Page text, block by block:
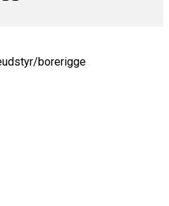
borerigge